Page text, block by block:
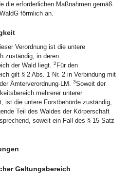
die erforderlichen Maßnahmen gemäß
förmlich an.
Verordnung ist die untere
zuständig, in deren
der Wald liegt. 2 Für den
gilt § 2 Abs. 1 Nr. 2 in Verbindung mit
Ämterverordnung-LM. 3Soweit der
mehrerer unterer
ist die untere Forstbehörde zuständig,
Teil des Waldes der Körperschaft
soweit ein Fall des § 15 Satz
Geltungsbereich